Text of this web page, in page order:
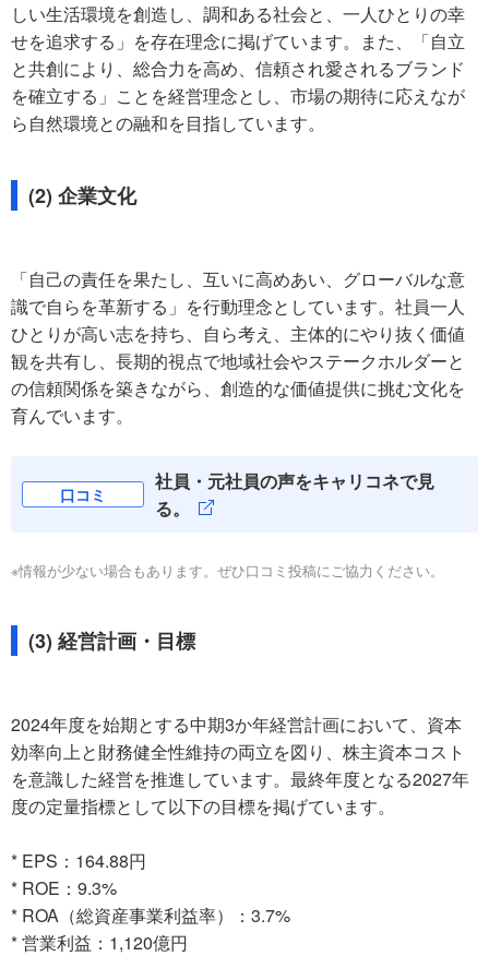
しい生活環境を創造し、調和ある社会と、一人ひとりの幸
せを追求する」を存在理念に掲げています。また、「自立
と共創により、総合力を高め、信頼され愛されるブランド
を確立する」ことを経営理念とし、市場の期待に応えなが
ら自然環境との融和を目指しています。
(2) 企業文化
「自己の責任を果たし、互いに高めあい、グローバルな意
識で自らを革新する」を行動理念としています。社員一人
ひとりが高い志を持ち、自ら考え、主体的にやり抜く価値
観を共有し、長期的視点で地域社会やステークホルダーと
の信頼関係を築きながら、創造的な価値提供に挑む文化を
育んでいます。
口コミ
社員・元社員の声をキャリコネで見
る。
※情報が少ない場合もあります。ぜひ口コミ投稿にご協力ください。
(3) 経営計画・目標
2024年度を始期とする中期3か年経営計画において、資本
効率向上と財務健全性維持の両立を図り、株主資本コスト
を意識した経営を推進しています。最終年度となる2027年
度の定量指標として以下の目標を掲げています。
* EPS：164.88円
* ROE：9.3%
* ROA（総資産事業利益率）：3.7%
* 営業利益：1,120億円